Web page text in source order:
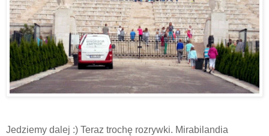
Jedziemy dalej :) Teraz trochę rozrywki. Mirabilandia